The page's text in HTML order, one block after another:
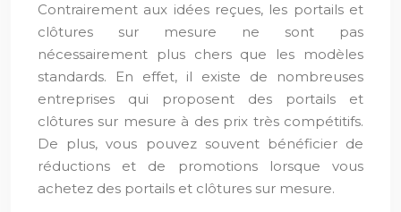
Contrairement aux idées reçues, les portails et
clôtures sur mesure ne sont pas
nécessairement plus chers que les modèles
standards. En effet, il existe de nombreuses
entreprises qui proposent des portails et
clôtures sur mesure à des prix très compétitifs.
De plus, vous pouvez souvent bénéficier de
réductions et de promotions lorsque vous
achetez des portails et clôtures sur mesure.